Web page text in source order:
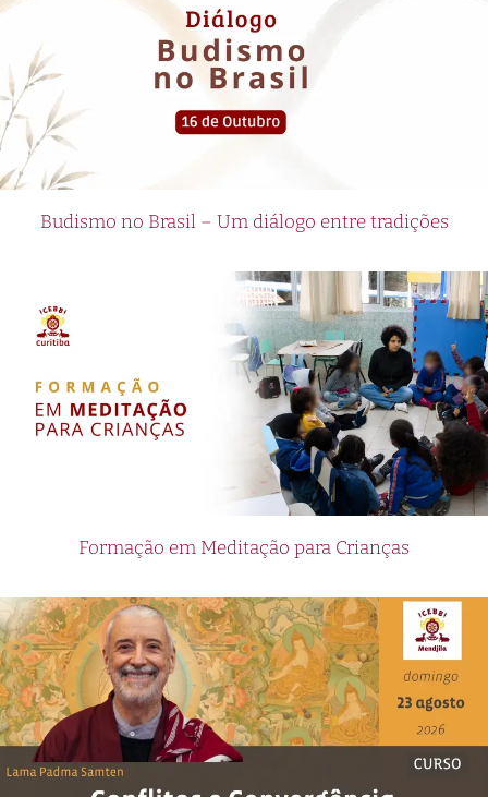
Budismo no Brasil – Um diálogo entre tradições
Formação em Meditação para Crianças